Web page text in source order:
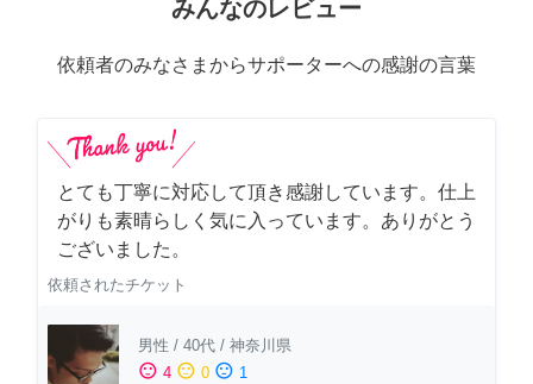
みんなのレビュー
依頼者のみなさまからサポーターへの感謝の言葉
とても丁寧に対応して頂き感謝しています。仕上
がりも素晴らしく気に入っています。ありがとう
ございました。
依頼されたチケット
男性 / 40代 / 神奈川県
sentiment_satisfied 4 sentiment_neutral 0 sentiment_dissatisfied 1